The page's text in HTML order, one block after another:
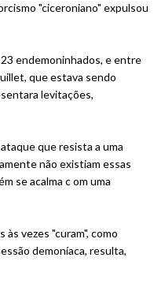
"ciceroniano" expulsou
endemoninhados, e entre
que estava sendo
levitações,
que resista a uma
não existiam essas
se acalma c om uma
vezes "curam", como
demoníaca, resulta,